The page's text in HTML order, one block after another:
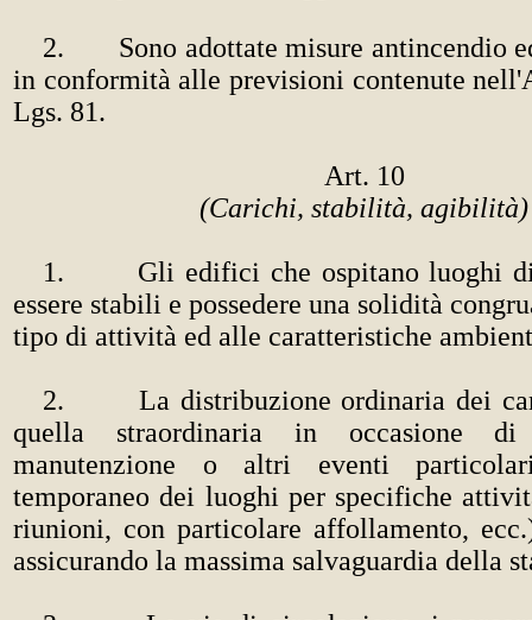
2. Sono adottate misure antincendio
in conformità alle previsioni contenute
Lgs. 81.
Art. 10
(Carichi, stabilità, agibilità)
1. Gli edifici che ospitano luoghi di
essere stabili e possedere una solidità
tipo di attività ed alle caratteristiche
2. La distribuzione ordinaria dei
quella straordinaria in occasione
manutenzione o altri eventi
temporaneo dei luoghi per specifiche
riunioni, con particolare affollamento,
assicurando la massima salvaguardia della